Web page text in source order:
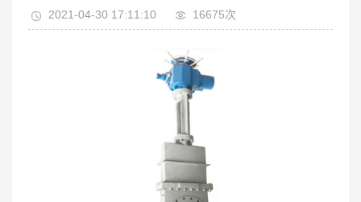
2021-04-30 17:11:10 16675次